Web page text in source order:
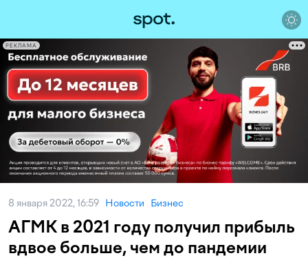
РЕКЛАМА
8 января 2022, 16:59 Новости Бизнес
АГМК в 2021 году получил прибыль
вдвое больше, чем до пандемии